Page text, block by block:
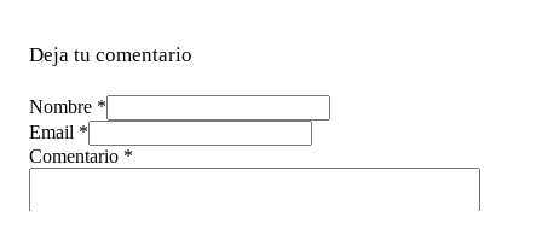
Deja tu comentario
Nombre *
Email *
Comentario *